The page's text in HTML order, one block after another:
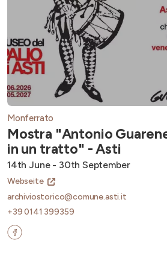
Monferrato
Mostra "Antonio
in un tratto" - Asti
14th June - 30th September
Webseite
archiviostorico@comune.asti.it
+39 0141 399359